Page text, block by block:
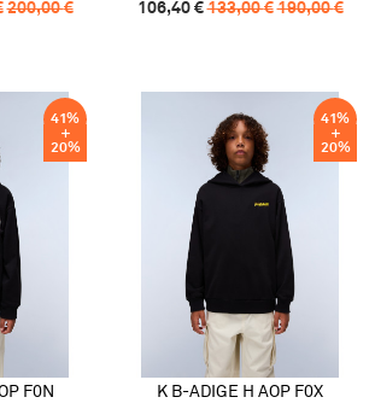
200,00€ 106,40 € 133,00€ 190,00€
41%
20%
F0N
41%
20%
K B-ADIGE H AOP F0X